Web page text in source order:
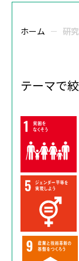
ホーム 研
テーマで